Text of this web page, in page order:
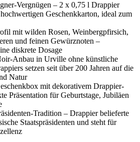
Vergnügen – 2 x 0,75 l Drappier
Geschenkkarton, ideal zum
mit wilden Rosen, Weinbergpfirsich,
und feinen Gewürznoten –
diskrete Dosage
Anbau in Urville ohne künstliche
setzen seit über 200 Jahren auf die
Natur
mit dekorativem Drappier-
Präsentation für Geburtstage, Jubiläen
Tradition – Drappier belieferte
Staatspräsidenten und steht für